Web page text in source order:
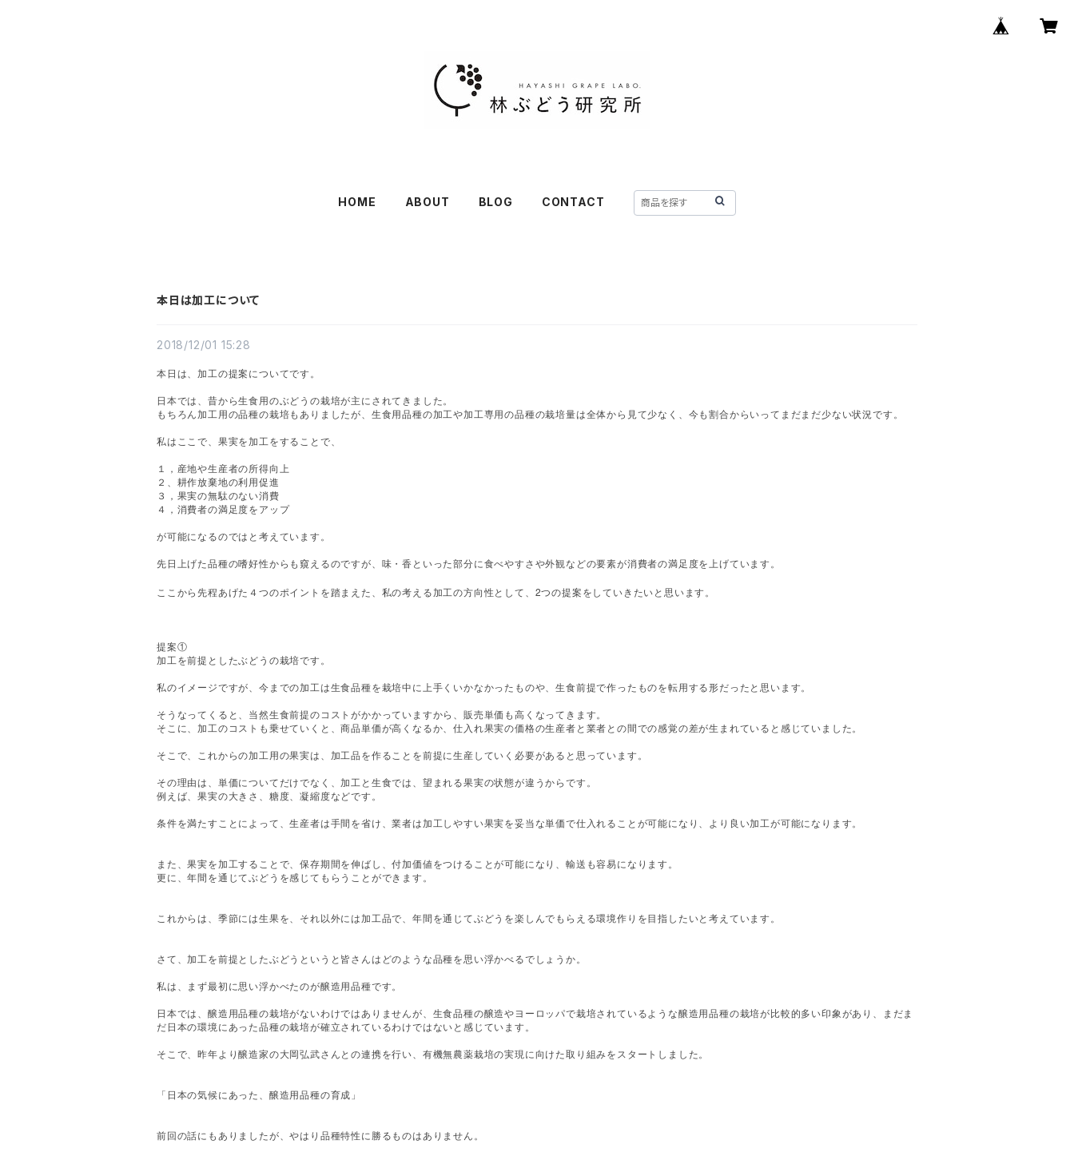
HOME ABOUT BLOG CONTACT
本日は加工について
2018/12/01 15:28
本日は、加工の提案についてです。
日本では、昔から生食用のぶどうの栽培が主にされてきました。
もちろん加工用の品種の栽培もありましたが、生食用品種の加工や加工専用の品種の栽培量は全体から見て少なく、今も割合からいってまだまだ少ない状況です。
私はここで、果実を加工をすることで、
１，産地や生産者の所得向上
２、耕作放棄地の利用促進
３，果実の無駄のない消費
４，消費者の満足度をアップ
が可能になるのではと考えています。
先日上げた品種の嗜好性からも窺えるのですが、味・香といった部分に食べやすさや外観などの要素が消費者の満足度を上げています。
ここから先程あげた４つのポイントを踏まえた、私の考える加工の方向性として、 2つの提案をしていきたいと思います。
提案①
加工を前提としたぶどうの栽培です。
私のイメージですが、今までの加工は生食品種を栽培中に上手くいかなかったものや、生食前提で作ったものを転用する形だったと思います。
そうなってくると、当然生食前提のコストがかかっていますから、販売単価も高くなってきます。
そこに、加工のコストも乗せていくと、商品単価が高くなるか、仕入れ果実の価格の生産者と業者との間での感覚の差が生まれていると感じていました。
そこで、これからの加工用の果実は、加工品を作ることを前提に生産していく必要があると思っています。
その理由は、単価についてだけでなく、加工と生食では、望まれる果実の状態が違うからです。
例えば、果実の大きさ、糖度、凝縮度などです。
条件を満たすことによって、生産者は手間を省け、業者は加工しやすい果実を妥当な単価で仕入れることが可能になり、より良い加工が可能になります。
また、果実を加工することで、保存期間を伸ばし、付加価値をつけることが可能になり、輸送も容易になります。
更に、年間を通じてぶどうを感じてもらうことができます。
これからは、季節には生果を、それ以外には加工品で、年間を通じてぶどうを楽しんでもらえる環境作りを目指したいと考えています。
さて、加工を前提としたぶどうというと皆さんはどのような品種を思い浮かべるでしょうか。
私は、まず最初に思い浮かべたのが醸造用品種です。
日本では、醸造用品種の栽培がないわけではありませんが、生食品種の醸造やヨーロッパで栽培されているような醸造用品種の栽培が比較的多い印象があり、まだま
だ日本の環境にあった品種の栽培が確立されているわけではないと感じています。
そこで、昨年より醸造家の大岡弘武さんとの連携を行い、有機無農薬栽培の実現に向けた取り組みをスタートしました。
「日本の気候にあった、醸造用品種の育成」
前回の話にもありましたが、やはり品種特性に勝るものはありません。